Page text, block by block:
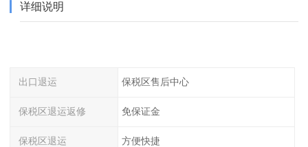
详细说明
出口退运 保税区售后中心
保税区退运返修 免保证金
保税区退运 方便快捷